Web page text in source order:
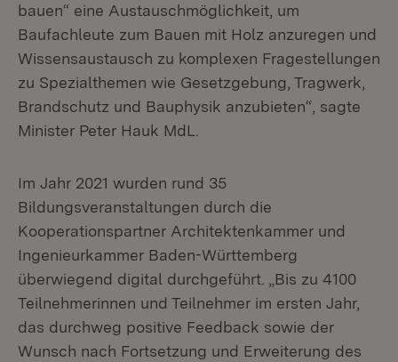
bauen“ eine Austauschmöglichkeit, um
Baufachleute zum Bauen mit Holz anzuregen und
Wissensaustausch zu komplexen Fragestellungen
zu Spezialthemen wie Gesetzgebung, Tragwerk,
Brandschutz und Bauphysik anzubieten“, sagte
Minister Peter Hauk MdL.
Im Jahr 2021 wurden rund 35
Bildungsveranstaltungen durch die
Kooperationspartner Architektenkammer und
Ingenieurkammer Baden-Württemberg
überwiegend digital durchgeführt. „Bis zu 4100
Teilnehmerinnen und Teilnehmer im ersten Jahr,
das durchweg positive Feedback sowie der
Wunsch nach Fortsetzung und Erweiterung des